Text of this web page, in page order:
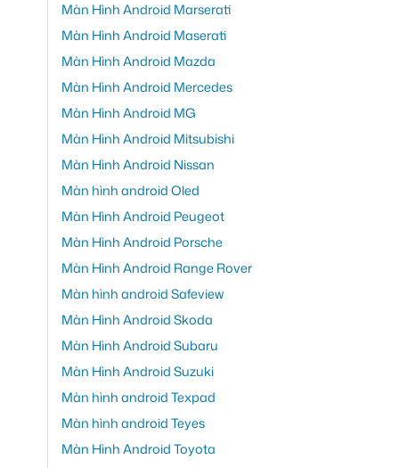
Màn Hình Android Marserati
Màn Hình Android Maserati
Màn Hình Android Mazda
Màn Hình Android Mercedes
Màn Hình Android MG
Màn Hình Android Mitsubishi
Màn Hình Android Nissan
Màn hình android Oled
Màn Hình Android Peugeot
Màn Hình Android Porsche
Màn Hình Android Range Rover
Màn hình android Safeview
Màn Hình Android Skoda
Màn Hình Android Subaru
Màn Hình Android Suzuki
Màn hình android Texpad
Màn hình android Teyes
Màn Hình Android Toyota